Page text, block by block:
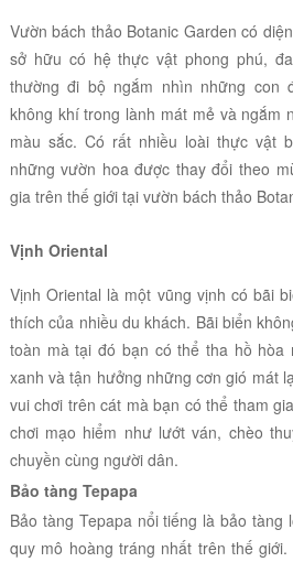
Vườn bách thảo Botanic Garden có
sở hữu có hệ thực vật phong phú,
thường đi bộ ngắm nhìn những con
không khí trong lành mát mẻ và ngắm
màu sắc. Có rất nhiều loài thực vật
những vườn hoa được thay đổi theo
gia trên thế giới tại vườn bách thảo
Vịnh Oriental
Vịnh Oriental là một vũng vịnh có bãi
thích của nhiều du khách. Bãi biển
toàn mà tại đó bạn có thể tha hồ hòa
xanh và tận hưởng những cơn gió mát
vui chơi trên cát mà bạn có thể tham
chơi mạo hiểm như lướt ván, chèo
chuyền cùng người dân.
Bảo tàng Tepapa
Bảo tàng Tepapa nổi tiếng là bảo tàng
quy mô hoàng tráng nhất trên thế